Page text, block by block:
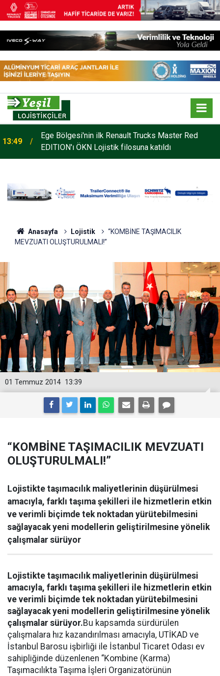
13:49
Ege Bölgesi'nin ilk Renault Trucks Master Red
EDITION'ı ÖKN Lojistik filosuna katıldı
Anasayfa Lojistik
“KOMBİNE TAŞIMACILIK
MEVZUATI OLUŞTURULMALI!”
13:39
01 Temmuz 2014
“KOMBİNE TAŞIMACILIK MEVZUATI
OLUŞTURULMALI!”
Lojistikte taşımacılık maliyetlerinin düşürülmesi
amacıyla, farklı taşıma şekilleri ile hizmetlerin etkin
ve verimli biçimde tek noktadan yürütebilmesini
sağlayacak yeni modellerin geliştirilmesine yönelik
çalışmalar sürüyor
Lojistikte taşımacılık maliyetlerinin düşürülmesi
amacıyla, farklı taşıma şekilleri ile hizmetlerin etkin
ve verimli biçimde tek noktadan yürütebilmesini
sağlayacak yeni modellerin geliştirilmesine yönelik
çalışmalar sürüyor.Bu kapsamda sürdürülen
çalışmalara hız kazandırılması amacıyla, UTİKAD ve
İstanbul Barosu işbirliği ile İstanbul Ticaret Odası ev
sahipliğinde düzenlenen “Kombine (Karma)
Taşımacılıkta Taşıma İşleri Organizatörünün